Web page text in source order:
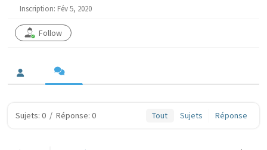
Inscription: Fév 5, 2020
Follow
Sujets: 0 / Réponse: 0 Tout Sujets Réponse